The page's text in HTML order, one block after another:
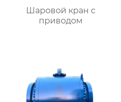
Шаровой кран с
приводом